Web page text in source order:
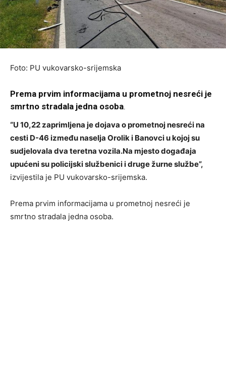
Foto: PU vukovarsko-srijemska
Prema prvim informacijama u prometnoj nesreći je
smrtno stradala jedna osoba.
“U 10,22 zaprimljena je dojava o prometnoj nesreći na
cesti D-46 između naselja Orolik i Banovci u kojoj su
sudjelovala dva teretna vozila.Na mjesto događaja
upućeni su policijski službenici i druge žurne službe”,
izvijestila je PU vukovarsko-srijemska.
Prema prvim informacijama u prometnoj nesreći je
smrtno stradala jedna osoba.